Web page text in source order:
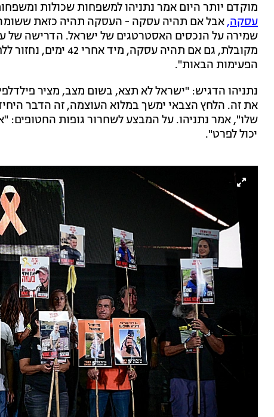
מוקדם יותר היום אמר נתניהו למשפחות שכולות
עסקה,אבל אם תהיה עסקה - העסקה תהיה כזאת
שמירה על הנכסים האסטרטגים של ישראל. הדרישה של
מקובלת, גם אם תהיה
הפעימות הבאות".
נתניהו הדגיש: "ישראל לא תצא, בשום מצב, מציר
את זה. הלחץ הצבאי ימשך במלוא העוצמה, זה הדבר
שלו", אמר נתניהו. על המבצע לשחרור גופות החטופים:
יכול לפרט".